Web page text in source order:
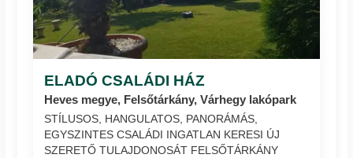
ELADÓ CSALÁDI HÁZ
Heves megye, Felsőtárkány, Várhegy lakópark
STÍLUSOS, HANGULATOS, PANORÁMÁS,
EGYSZINTES CSALÁDI INGATLAN KERESI ÚJ
SZERETŐ TULAJDONOSÁT FELSŐTÁRKÁNY